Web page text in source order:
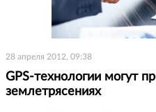
28 апреля 2012, 09:38
GPS-технологии могут
землетрясениях